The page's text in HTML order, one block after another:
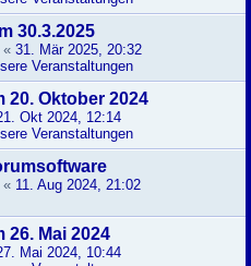
30.3.2025
« 31. Mär 2025, 20:32
Veranstaltungen
20. Oktober 2024
Okt 2024, 12:14
Veranstaltungen
« 11. Aug 2024, 21:02
26. Mai 2024
Mai 2024, 10:44